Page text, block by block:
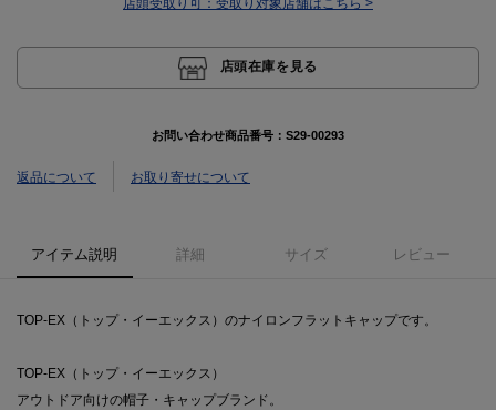
店頭受取り可： 受取り対象店舗はこちら >
店頭在庫を見る
お問い合わせ商品番号： S29-00293
返品について お取り寄せについて
アイテム説明 詳細 サイズ レビュー
TOP-EX（トップ・イーエックス）のナイロンフラットキャップです。
TOP-EX（トップ・イーエックス）
アウトドア向けの帽子・キャップブランド。